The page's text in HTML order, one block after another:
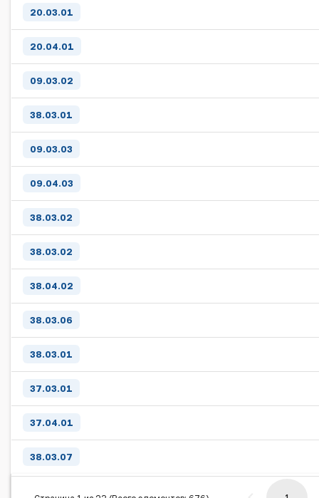
20.03.01
20.04.01
09.03.02
38.03.01
09.03.03
09.04.03
38.03.02
38.03.02
38.04.02
38.03.06
38.03.01
37.03.01
37.04.01
38.03.07